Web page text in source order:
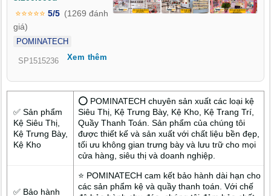
lẻ có thể quyết định đến 70% cảm xúc mua sắm, thiết kế nội
thất cho shop mỹ phẩm không chỉ là trang trí, mà là chiến lược
xây dựng thương hiệu từ những cái nhìn đầu tiên. Bài viết này
sẽ đưa bạn khám phá cách biến shop mỹ phẩm tại Phú Lâm trở
thành điểm đến nổi bật giữa lòng thành phố – nơi mà thẩm mỹ
⭐⭐⭐⭐⭐ 5/5 (1269 đánh
giá)
POMINATECH
SP1515236 Xem thêm
✅ Sản phẩm
Kệ Siêu Thị,
Kệ Trưng Bày,
Kệ Kho
⭕ POMINATECH chuyên sản xuất các loại kệ
Siêu Thị, Kệ Trưng Bày, Kệ Kho, Kệ Trang Trí,
Quầy Thanh Toán. Sản phẩm của chúng tôi
được thiết kế và sản xuất với chất liệu bền đẹp,
tối ưu không gian trưng bày và lưu trữ cho mọi
cửa hàng, siêu thị và doanh nghiệp.
✅ Bảo hành
⭐ POMINATECH cam kết bảo hành dài hạn cho
các sản phẩm kệ và quầy thanh toán. Với chế